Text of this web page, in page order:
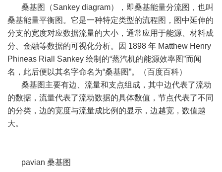
桑基图（Sankey diagram），即桑基能量分流图，也叫
桑基能量平衡图。它是一种特定类型的流程图，图中延伸的
分支的宽度对应数据流量的大小，通常应用于能源、材料成
分、金融等数据的可视化分析。因 1898 年 Matthew Henry
Phineas Riall Sankey 绘制的“蒸汽机的能源效率图”而闻
名，此后便以其名字命名为“桑基图”。（百度百科）
桑基图主要有边、流量和支点组成，其中边代表了流动
的数据，流量代表了流动数据的具体数值，节点代表了不同
的分类，边的宽度与流量成比例的显示，边越宽，数值越
大。
pavian 桑基图